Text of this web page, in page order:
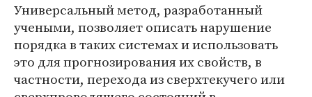
Универсальный метод, разработанный
учеными, позволяет описать нарушение
порядка в таких системах и использовать
это для прогнозирования их свойств, в
частности, перехода из сверхтекучего или